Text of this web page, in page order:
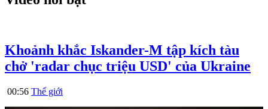
Khoảnh khắc Iskander-M tập kích tàu
chở 'radar chục triệu USD' của Ukraine
00:56 Thế giới